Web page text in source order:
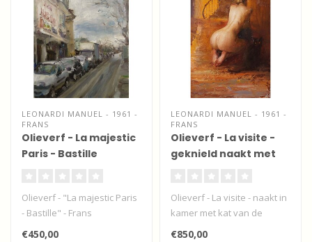
LEONARDI MANUEL - 1961 -
FRANS
Olieverf - La majestic
Paris - Bastille
Olieverf - "La majestic Paris
- Bastille" - Frans
stadsgezicht door de
€450,00
LEONARDI MANUEL - 1961 -
FRANS
Olieverf - La visite -
geknield naakt met
Olieverf - La visite - naakt in
kamer met kat van de
moderne Franse
€850,00